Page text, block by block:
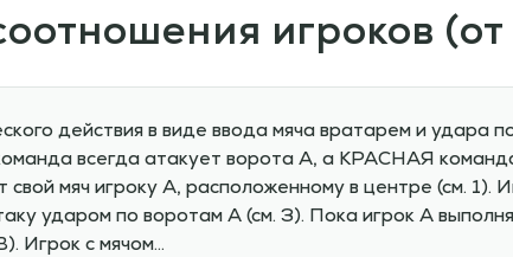
игроков
действия в виде ввода мяча вратарем и удара
всегда атакует ворота А, а КРАСНАЯ
мяч игроку А, расположенному в центре (см. 1).
ударом по воротам А (см. 3). Пока игрок А
Игрок с мячом…